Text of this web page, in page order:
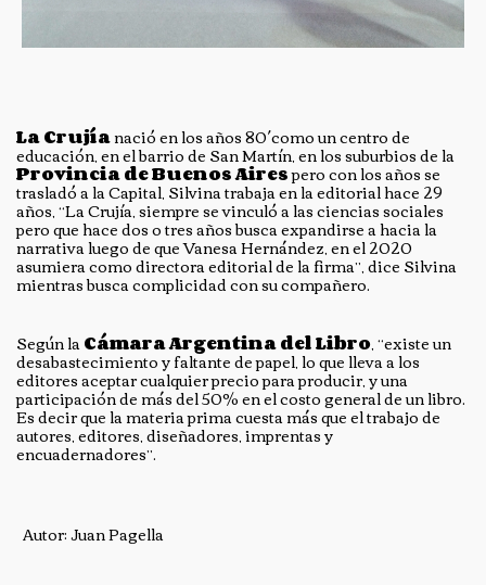
La Crujíanació en los años 80´como un centro de
educación, en el barrio de San Martín, en los suburbios de la
Provincia de Buenos Airespero con los años se
trasladó a la Capital, Silvina trabaja en la editorial hace 29
años, “La Crujía, siempre se vinculó a las ciencias sociales
pero que hace dos o tres años busca expandirse a hacia la
narrativa luego de que Vanesa Hernández, en el 2020
asumiera como directora editorial de la firma”, dice Silvina
mientras busca complicidad con su compañero.
Según laCámara Argentina del Libro, “existe un
desabastecimiento y faltante de papel, lo que lleva a los
editores aceptar cualquier precio para producir, y una
participación de más del 50% en el costo general de un libro.
Es decir que la materia prima cuesta más que el trabajo de
autores, editores, diseñadores, imprentas y
encuadernadores”.
Autor: Juan Pagella